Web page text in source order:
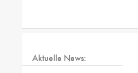
Aktuelle News: